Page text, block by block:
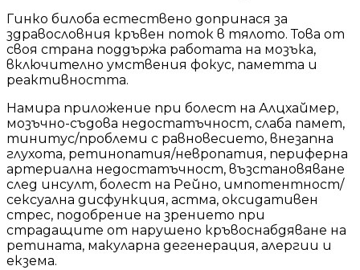
Гинко билоба естествено допринася за
здравословния кръвен поток в тялото. Това от
своя страна поддържа работата на мозъка,
включително умствения фокус, паметта и
реактивността.
Намира приложение при болест на Алцхаймер,
мозъчно-съдова недостатъчност, слаба памет,
тинитус/проблеми с равновесието, внезапна
глухота, ретинопатия/невропатия, периферна
артериална недостатъчност, възстановяване
след инсулт, болест на Рейно, импотентност/
сексуална дисфункция, астма, оксидативен
стрес, подобрение на зрението при
страдащите от нарушено кръвоснабдяване на
ретината, макуларна дегенерация, алергии и
екзема.